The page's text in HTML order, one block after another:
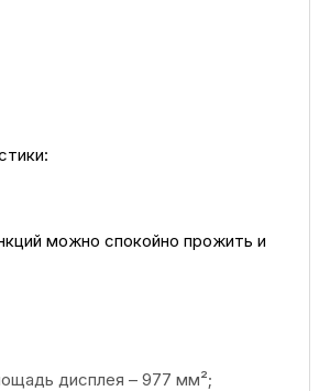
можно спокойно прожить и
дисплея – 977 мм²;